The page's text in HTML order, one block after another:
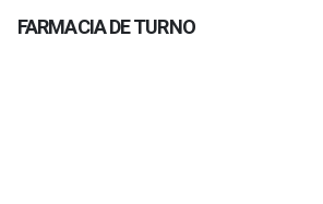
FARMACIA DE TURNO